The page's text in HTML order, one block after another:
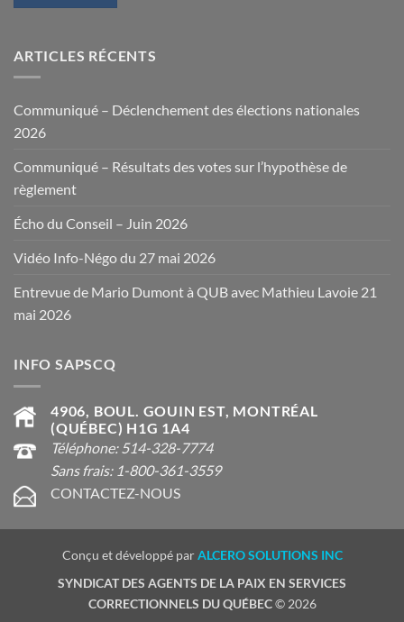
ARTICLES RÉCENTS
Communiqué – Déclenchement des élections nationales
2026
Communiqué – Résultats des votes sur l’hypothèse de
règlement
Écho du Conseil – Juin 2026
Vidéo Info-Négo du 27 mai 2026
Entrevue de Mario Dumont à QUB avec Mathieu Lavoie 21
mai 2026
INFO SAPSCQ
4906, BOUL. GOUIN EST, MONTRÉAL
(QUÉBEC) H1G 1A4
Téléphone: 514-328-7774
Sans frais: 1-800-361-3559
CONTACTEZ-NOUS
Conçu et développé parALCERO SOLUTIONS INC
SYNDICAT DES AGENTS DE LA PAIX EN SERVICES
CORRECTIONNELS DU QUÉBEC© 2026